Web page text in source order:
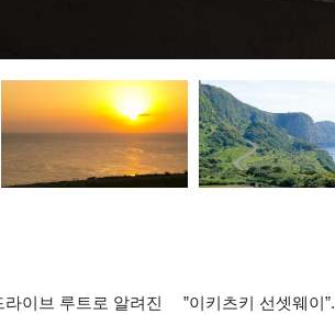
이브 루트로 알려진 ”이키츠키 선셋웨이”.